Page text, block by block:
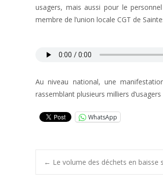
usagers, mais aussi pour le
membre de l’union locale CGT de
Au niveau national, une
rassemblant plusieurs milliers
WhatsApp
Post
← Le volume des déchets en baisse